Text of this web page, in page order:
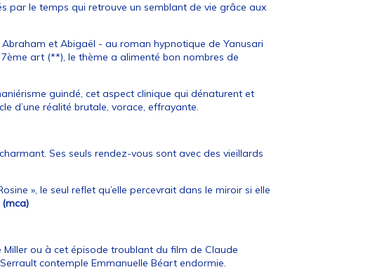
par le temps qui retrouve un semblant de vie grâce aux
et Abigaël - au roman hypnotique de Yanusari
art (**), le thème a alimenté bon nombres de
guindé, cet aspect clinique qui dénaturent et
d’une réalité brutale, vorace, effrayante.
Ses seuls rendez-vous sont avec des vieillards
», le seul reflet qu’elle percevrait dans le miroir si elle
(mca)
ou à cet épisode troublant du film de Claude
contemple Emmanuelle Béart endormie.